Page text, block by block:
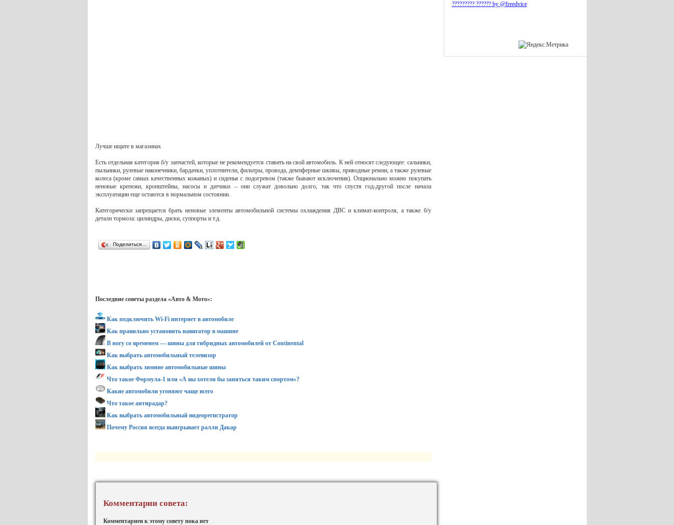
Лучше ищите в магазинах
Есть отдельная категория б/у запчастей, которые не рекомендуется ставить на свой автомобиль. К ней относят следующее: сальники,
пыльники, рулевые наконечники, бардачки, уплотнители, фильтры, провода, демпферные шкивы, приводные ремни, а также рулевые
колеса (кроме самых качественных кожаных) и сиденья с подогревом (также бывают исключения). Опционально можно покупать
неновые крепежи, кронштейны, насосы и датчики – они служат довольно долго, так что спустя год-другой после начала
эксплуатации еще остаются в нормальном состоянии.
Категорически запрещается брать неновые элементы автомобильной системы охлаждения ДВС и климат-контроля, а также б/у
детали тормоза: цилиндры, диски, суппорты и т.д.
Поделиться…
Последние советы раздела «Авто & Мото»:
Как подключить Wi-Fi интернет в автомобиле
Как правильно установить навигатор в машине
В ногу со временем — шины для гибридных автомобилей от Continental
Как выбрать автомобильный телевизор
Как выбрать зимние автомобильные шины
Что такое Формула-1 или «А вы хотели бы заняться таким спортом»?
Какие автомобили угоняют чаще всего
Что такое антирадар?
Как выбрать автомобильный видеорегистратор
Почему Россия всегда выигрывает ралли Дакар
Комментарии совета:
Комментариев к этому совету пока нет
????????? ?????? by @freedvice